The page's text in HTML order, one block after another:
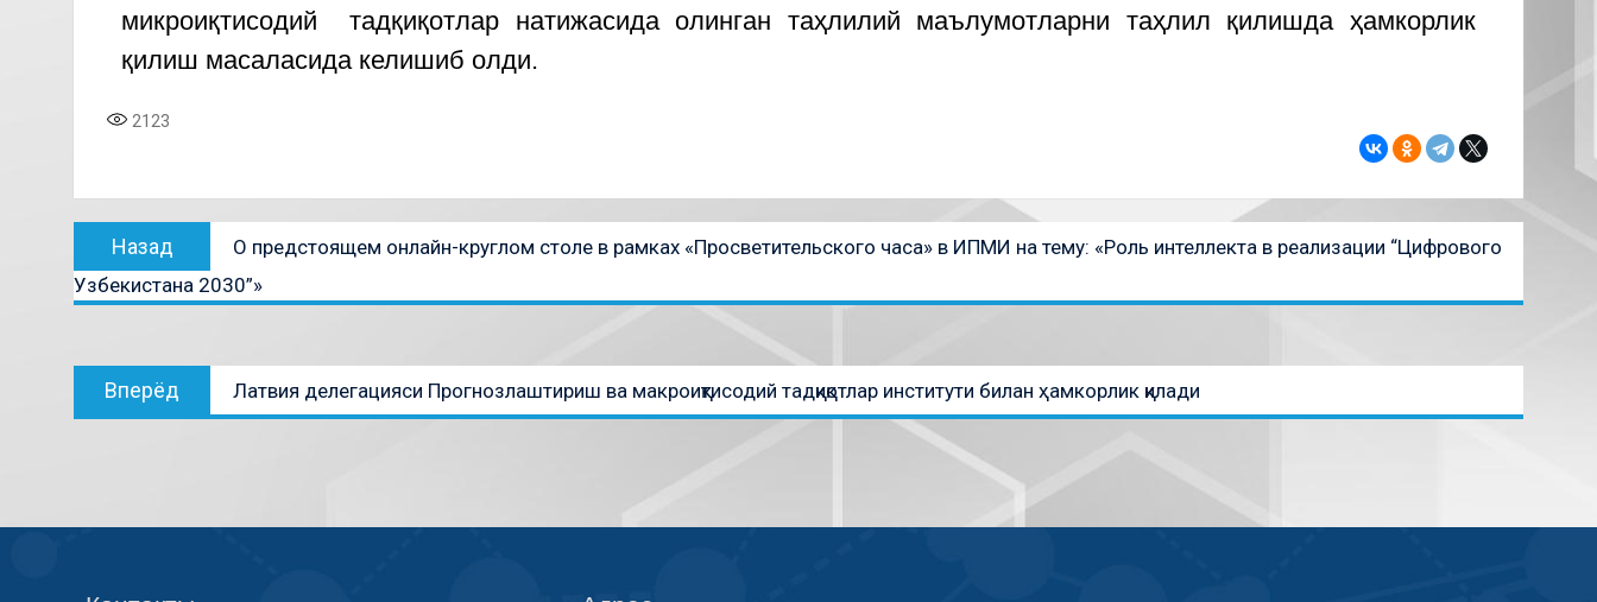
микроиқтисодий тадқиқотлар натижасида олинган таҳлилий маълумотларни таҳлил қилишда ҳамкорлик
қилиш масаласида келишиб олди.
2123
Назад
О предстоящем онлайн-круглом столе в рамках «Просветительского часа» в ИПМИ на тему: «Роль интеллекта в реализации “Цифрового
Узбекистана 2030”»
Вперёд Латвия делегацияси Прогнозлаштириш ва макроиқтисодий тадқиқотлар институти билан ҳамкорлик қилади